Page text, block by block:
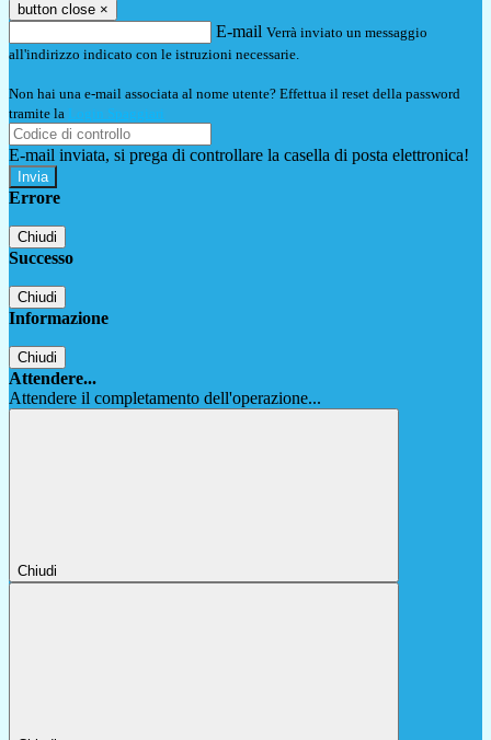
button close ×
E-mail Verrà inviato un messaggio
all'indirizzo indicato con le istruzioni necessarie.
Non hai una e-mail associata al nome utente? Effettua il reset della password
tramite la Login Spaggiari
E-mail inviata, si prega di controllare la casella di posta elettronica!
Errore
Chiudi
Successo
Chiudi
Informazione
Chiudi
Attendere...
Attendere il completamento dell'operazione...
Chiudi